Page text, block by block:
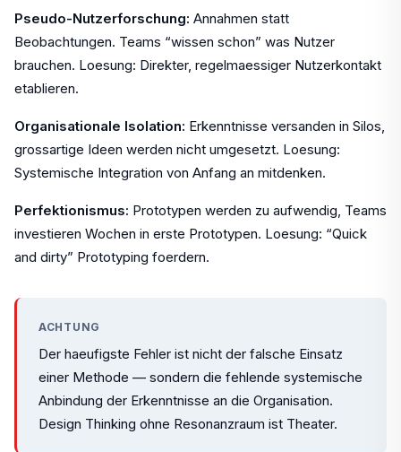
Pseudo-Nutzerforschung: Annahmen statt
Beobachtungen. Teams “wissen schon” was Nutzer
brauchen. Loesung: Direkter, regelmaessiger Nutzerkontakt
etablieren.
Organisationale Isolation: Erkenntnisse versanden in Silos,
grossartige Ideen werden nicht umgesetzt. Loesung:
Systemische Integration von Anfang an mitdenken.
Perfektionismus: Prototypen werden zu aufwendig, Teams
investieren Wochen in erste Prototypen. Loesung: “Quick
and dirty” Prototyping foerdern.
ACHTUNG
Der haeufigste Fehler ist nicht der falsche Einsatz
einer Methode — sondern die fehlende systemische
Anbindung der Erkenntnisse an die Organisation.
Design Thinking ohne Resonanzraum ist Theater.